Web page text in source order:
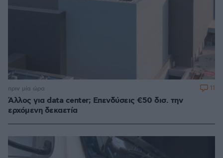
Άλλος για data center; Επενδύσεις €50 δισ. την
ερχόμενη δεκαετία
πριν μία ώρα 11